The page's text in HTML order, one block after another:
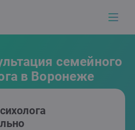
семейного
в Воронеже